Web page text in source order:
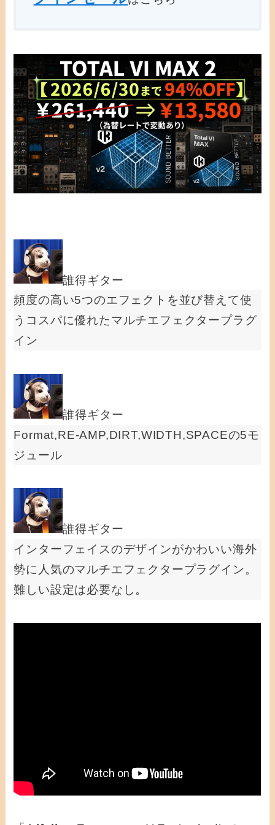
誰得ギター
頻度の高い5つのエフェクトを並び替えて使
うコスパに優れたマルチエフェクタープラグ
イン
誰得ギター
Format,RE-AMP,DIRT,WIDTH,SPACEの5モ
ジュール
誰得ギター
インターフェイスのデザインがかわいい海外
勢に人気のマルチエフェクタープラグイン。
難しい設定は必要なし。